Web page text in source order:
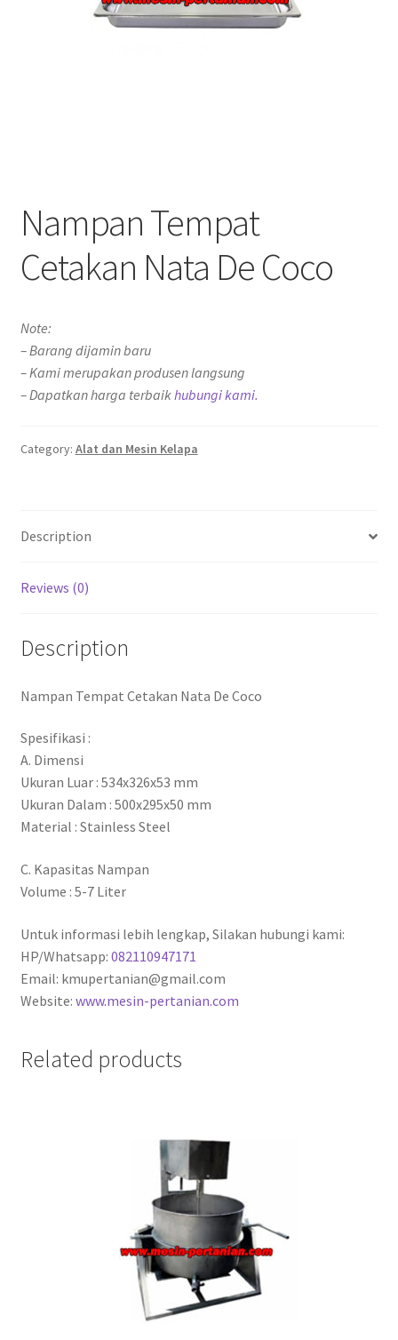
Nampan Tempat
Cetakan Nata De Coco
Note:
– Barang dijamin baru
– Kami merupakan produsen langsung
– Dapatkan harga terbaikhubungi kami.
Category: Alat dan Mesin Kelapa
Description
Reviews (0)
Description
Nampan Tempat Cetakan Nata De Coco
Spesifikasi :
A. Dimensi
Ukuran Luar : 534x326x53 mm
Ukuran Dalam : 500x295x50 mm
Material : Stainless Steel
C. Kapasitas Nampan
Volume : 5-7 Liter
Untuk informasi lebih lengkap, Silakan hubungi kami:
HP/Whatsapp: 082110947171
Email: kmupertanian@gmail.com
Website: www.mesin-pertanian.com
Related products